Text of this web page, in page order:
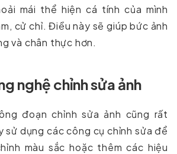
mái thể hiện cá tính của mình
cử chỉ. Điều này sẽ giúp bức ảnh
và chân thực hơn.
nghệ chỉnh sửa ảnh
đoạn chỉnh sửa ảnh cũng rất
sử dụng các công cụ chỉnh sửa để
màu sắc hoặc thêm các hiệu